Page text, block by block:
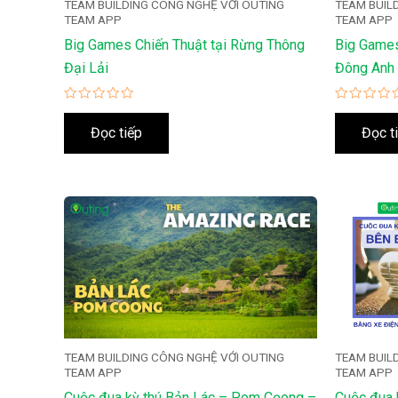
TEAM BUILDING CÔNG NGHỆ VỚI OUTING
TEAM APP
Big Games Chiến Thuật tại Rừng Thông
Đại Lải
Được
hạng
5
Đọc tiếp
TEAM
TEAM APP
Big
Đông Anh
Được
hạng
5
Đọc
TEAM BUILDING CÔNG NGHỆ VỚI OUTING
TEAM APP
TEAM
TEAM APP